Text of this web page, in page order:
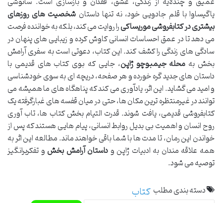
یاگیساوا با قلم جادویی خود، نه تنها داستان شخصیت های روزهای
بیشتری در کتابفروشی موریساکیرا روایت می کند، بلکه به خواننده فرصت
می دهد تا در عمق احساسات انسانی کاوش کرده و زیبایی های پنهان در
سادگی های زندگی را کشف کند. این کتاب، دعوتی است به سفری آرامش
بخش به محله جیمبوچو ژاپن، جایی که بوی کتاب های قدیمی با
داستان های جدید گره خورده و هر صفحه، دریچه ای به سوی خودشناسی
و امید می گشاید. این اثر، یادآوری می کند که پناهگاه های ما همیشه می
توانند در غیرمنتظره ترین مکان ها، حتی در میان قفسه های غبارگرفته یک
کتابفروشی قدیمی، یافت شوند. قدرت التیام بخش کتاب ها، تاب آوری
روح انسان و اهمیت بی بدیل روابط انسانی، پیام هایی هستند که پس از
خواندن این رمان، تا مدت ها با شما باقی خواهند ماند. مطالعه این اثر به
همه علاقه مندان به ادبیات ژاپن وداستان آرامش بخشو تفکربرانگیز
توصیه می شود.
دسته بندی مطلبکتاب